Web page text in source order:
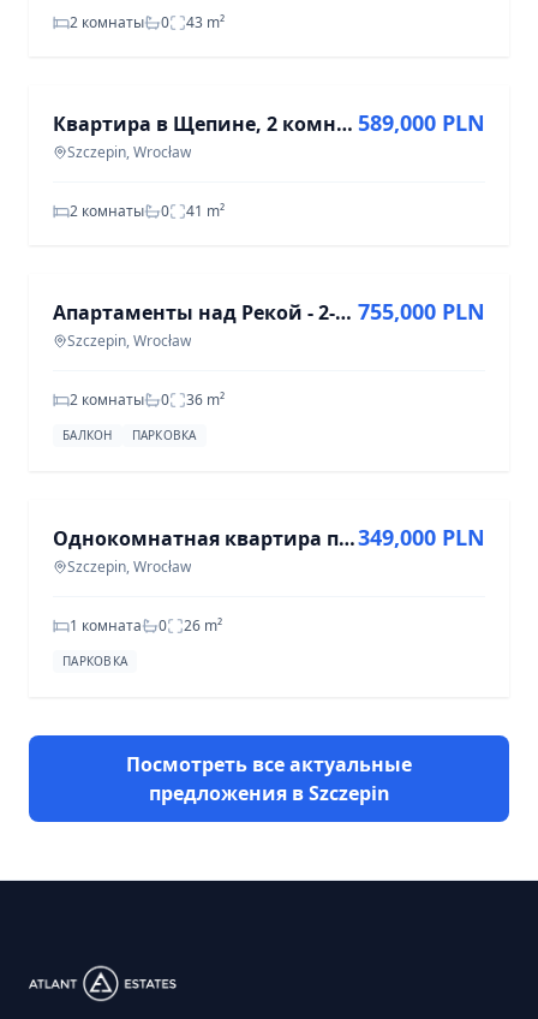
2 комнаты 0 43 m²
Квартира в Щепине, 2 комнаты, 41 м²
Szczepin, Wrocław
589,000 PLN
2 комнаты 0 41 m²
Апартаменты над Рекой - 2-комнатная квартира, готовая к проживанию
Szczepin, Wrocław
755,000 PLN
2 комнаты 0 36 m²
БАЛКОН ПАРКОВКА
Однокомнатная квартира под ремонт, Legnicka, Wrocław - 349 000 PLN
Szczepin, Wrocław
349,000 PLN
1 комната 0 26 m²
ПАРКОВКА
Посмотреть все актуальные
предложения в Szczepin